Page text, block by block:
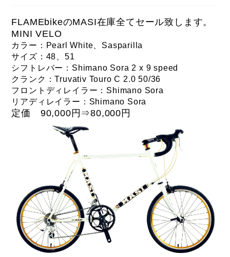
FUJI（フジ）
GIOS（ジオス）
KUWAHARA（クワハラ）
MASI（マージ）
PASHLEY（パシュレー）
RITEWAY（ライトウェイ）
tern（ターン）
tern SURGE PRO
tern SURGE UNO
カスタム ペイント
マルイのかわいいキャップ
FLAMEbikeのMASI在庫全てセール致します。
MINI VELO
カラー：Pearl White、Sasparilla
サイズ：48、51
シフトレバー：Shimano Sora 2 x 9 speed
クランク：Truvativ Touro C 2.0 50/36
フロントディレイラー：Shimano Sora
リアディレイラー：Shimano Sora
定価 90,000円⇒80,000円